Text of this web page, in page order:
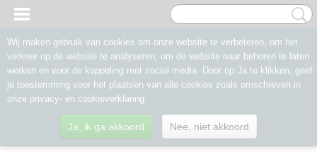
Wij maken gebruik van cookies om onze website te verbeteren, om het
verkeer op de website te analyseren, om de website naar behoren te laten
werken en voor de koppeling met social media. Door op Ja te klikken, geef
je toestemming voor het plaatsen van alle cookies zoals omschreven in
onze privacy- en cookieverklaring.
Ja, ik ga akkoord Nee, niet akkoord